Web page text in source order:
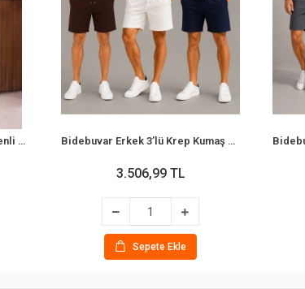
Bidebuvar Erkek Palmiye Desenli Kısa Kollu Hawai Gömlek Bidebuvar Erkek 3’lü Krep Kumaş Cepli Gömlek Şort Takım Kısa Kollu Bağcıklı - Kahverengi, Beyaz, Lacivert
3.506,99 TL
Sepete Ekle